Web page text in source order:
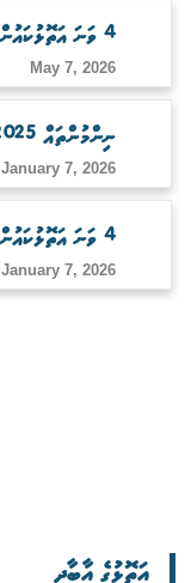
4 ވަނަ އަތޮޅުކައުންސިލްގެ 165 ވަނަ ބައްދަލުވުމުގެ ނިންމުންތައް
May 7, 2026
ނިންމުންތައް 2025
January 7, 2026
4 ވަނަ އަތޮޅުކައުންސިލްގެ 173 ވަނަ ބައްދަލުވުމުގެ ނިންމުންތައް
January 7, 2026